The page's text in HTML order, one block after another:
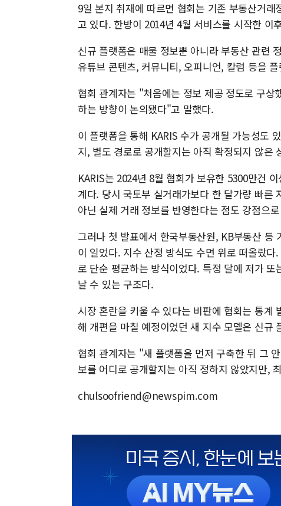
9일 본지 취재에 따르면 협회는 기존 부동산거
고 있다. 한방이 2014년 4월 서비스를 시작한 이
신규 플랫폼은 매물 정보뿐 아니라 부동산 관련
유튜브 콘텐츠, 커뮤니티, 오피니언, 칼럼 등을
협회 관계자는 "처음에는 정보 제공 정도로 구
하는 방향이 논의됐다"고 말했다.
이 플랫폼을 통해 KARIS 수가 공개될 가능성도
지, 별도 경로로 공개할지는 아직 확정되지 않은
KARIS는 2024년 8월 협회가 보유한 5300만건
계다. 당시 국토부 실거래가보다 한 달가량 빠른
아닌 실제 거래 정보를 반영한다는 점도 강점으
그러나 첫 발표에서 한국부동산원, KB부동산
이 일었다. 지수 산정 방식도 수면 위로 떠올랐
로 단순 평균하는 방식이었다. 특정 달에 저가
날 수 있는 구조다.
시장 혼란을 키울 수 있다는 비판에 협회는 통계
해 개편을 마칠 예정이었던 새 지수 모델은 신규
협회 관계자는 "새 플랫폼을 먼저 구축한 뒤 그
보를 어디로 공개할지는 아직 정하지 않았지만,
chulsoofriend@newspim.com